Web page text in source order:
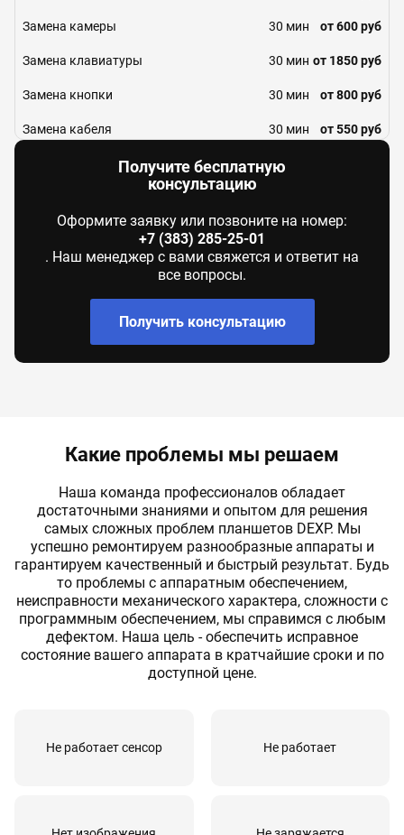
Замена камеры 30 мин от 600 руб
Замена клавиатуры 30 мин от 1850 руб
Замена кнопки 30 мин от 800 руб
Замена кабеля 30 мин от 550 руб
Замена коннектора карты памяти 30 мин
Замена контактной группы АКБ
Замена контроллера Flash-карты от 600 руб
Замена контроллера зарядки 30 мин от 540 руб
Замена контроллера изображения 30 мин от 1100 руб
Замена контроллера питания 30 мин от 1190 руб
Замена контроллера подсветки 30 мин от 1190 руб
Замена контроллера подсветки
клавиатуры
30 мин от 1190 руб
Замена корпуса 30 мин от 900 руб
Замена механизма слайдера 30 мин от 560 руб
Замена микрофона 30 мин от 370 руб
Замена музыкального процессора
Замена платы дисплея 30 мин
Получите бесплатную
консультацию
Оформите заявку или позвоните на номер:
+7 (383) 285-25-01
. Наш менеджер с вами свяжется и ответит на
все вопросы.
Получить консультацию
Какие проблемы мы решаем
Наша команда профессионалов обладает
достаточными знаниями и опытом для решения
самых сложных проблем планшетов DEXP. Мы
успешно ремонтируем разнообразные аппараты и
гарантируем качественный и быстрый результат. Будь
то проблемы с аппаратным обеспечением,
неисправности механического характера, cложности с
программным обеспечением, мы справимся с любым
дефектом. Наша цель - обеспечить исправное
состояние вашего аппарата в кратчайшие сроки и по
доступной цене.
Не работает сенсор Не работает